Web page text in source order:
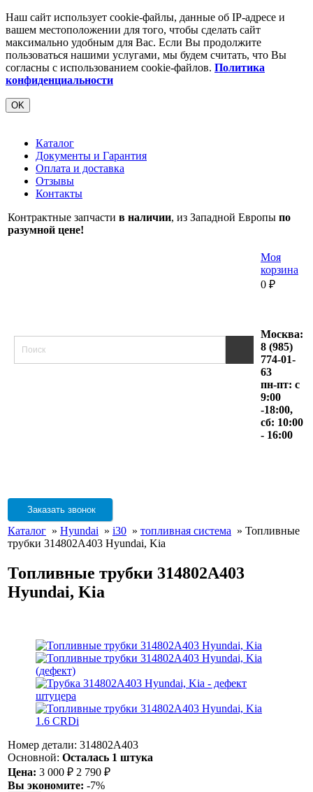
Наш сайт использует cookie-файлы, данные об IP-адресе и
вашем местоположении для того, чтобы сделать сайт
максимально удобным для Вас. Если Вы продолжите
пользоваться нашими услугами, мы будем считать, что Вы
согласны с использованием cookie-файлов. Политика
конфиденциальности
OK
Каталог
Документы и Гарантия
Оплата и доставка
Отзывы
Контакты
Контрактные запчасти в наличии, из Западной Европы по
разумной цене!
Моя
корзина
0 ₽
Москва:
8 (985)
774-01-
63
пн-пт: с
9:00
-18:00,
сб: 10:00
- 16:00
Заказать звонок
Каталог » Hyundai » i30 » топливная система » Топливные
трубки 314802A403 Hyundai, Kia
Топливные трубки 314802A403
Hyundai, Kia
Номер детали: 314802A403
Основной: Осталась 1 штука
Цена: 3 000 ₽ 2 790 ₽
Вы экономите: -7%